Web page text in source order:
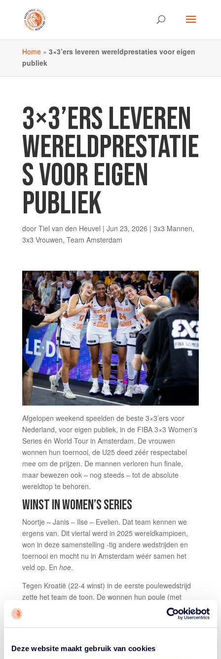
Deze website maakt gebruik van cookies
Home» 3×3’ers leveren wereldprestaties voor eigen
publiek
3×3’ERS LEVEREN
WERELDPRESTATIE
S VOOR EIGEN
PUBLIEK
door Tiel van den Heuvel | Jun 23, 2026 | 3x3 Mannen,
3x3 Vrouwen, Team Amsterdam
Afgelopen weekend speelden de beste 3×3’ers voor
Nederland, voor eigen publiek, in de FIBA 3×3 Women’s
Series én World Tour in Amsterdam. De vrouwen
wonnen hun toernooi, de U25 deed zéér respectabel
mee om de prijzen. De mannen verloren hun finale,
maar bewezen ook – nog steeds – tot de absolute
wereldtop te behoren.
WINST IN WOMEN’S SERIES
Noortje – Janis – Ilse – Evelien. Dat team kennen we
ergens van. Dit viertal werd in 2025 wereldkampioen,
won in deze samenstelling -tig andere wedstrijden en
toernooi en mocht nu in Amsterdam wéér samen het
veld op. En hoe.
Tegen Kroatië (22-4 winst) in de eerste poulewedstrijd
zette het team de toon. De wonnen hun poule (met
daarin ook Netherlands U25) overtuigend en lieten
alleen Italië, in de halve finale, dromen van eenupset.
Nederland won al zijn wedstrijden met een gemiddelde
topscorer van het toernooi en MVP.